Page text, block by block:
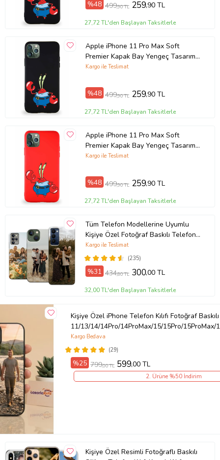
Ürün Kodu:kcm70830670
%48 499,90 TL 259,90 TL
27,72 TL'den Başlayan Taksitlerle
Apple iPhone 11 Pro Max Soft
Premier Kapak Bay Yengeç Tasarımlı
Silikon Kılıf - Siyah (Şeffaf)
Kargo ile Teslimat
%48 499,90 TL 259,90 TL
27,72 TL'den Başlayan Taksitlerle
Apple iPhone 11 Pro Max Soft
Premier Kapak Bay Yengeç Tasarımlı
Silikon Kılıf - Kırmızı (Şeffaf)
Kargo ile Teslimat
%48 499,90 TL 259,90 TL
27,72 TL'den Başlayan Taksitlerle
Tüm Telefon Modellerine Uyumlu
Kişiye Özel Fotoğraf Baskılı Telefon
Kılıfı
(235)
Kargo ile Teslimat
%31 434,80 TL 300,00 TL
32,00 TL'den Başlayan Taksitlerle
Kişiye Özel iPhone Telefon Kılıfı Fotoğraf Baskılı
11/13/14/14Pro/14ProMax/15/15Pro/
(29)
Kargo Bedava
%25 799,00 TL 599,00 TL
2. Ürüne %50 İndirim
Kişiye Özel Resimli Fotoğraflı Baskılı